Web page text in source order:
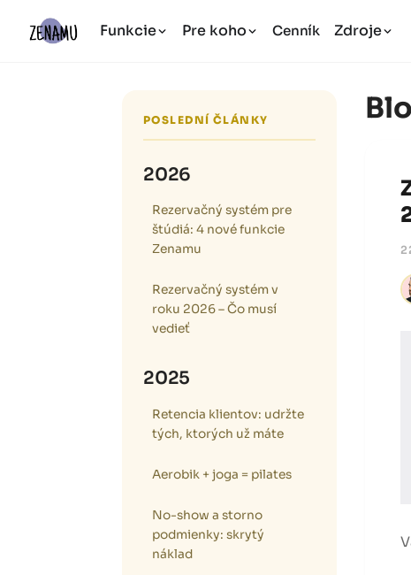
Funkcie Pre koho Cenník Zdroje
POSLEDNÍ ČLÁNKY
2026
Rezervačný systém pre
štúdiá: 4 nové funkcie
Zenamu
Rezervačný systém v
roku 2026 – Čo musí
vedieť
2025
Retencia klientov: udržte
tých, ktorých už máte
Aerobik + joga = pilates
No-show a storno
podmienky: skrytý
náklad